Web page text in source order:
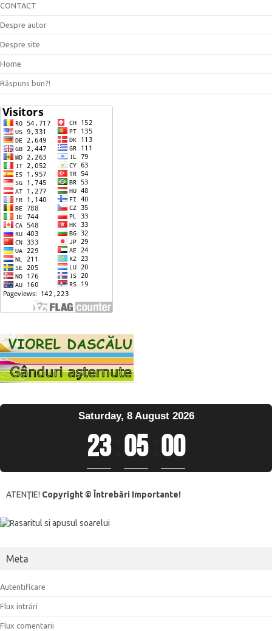
CONTACT
Despre autor
Despre site
Home
Răspuns bun?!
Saturday, 8 August 2026
23 05 00
ATENŢIE! Copyright © Întrebări Importante!
Meta
Autentificare
Flux intrări
Flux comentarii